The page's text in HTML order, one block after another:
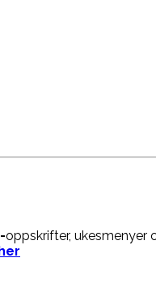
oppskrifter, ukesmenyer